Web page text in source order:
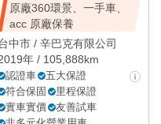
原廠360環景、一手車、
acc 原廠保養
中市 / 辛巴克有限公司
年 / 105,888km
認證車
五大保證
符合保固
里程保證
實車實價
友善試車